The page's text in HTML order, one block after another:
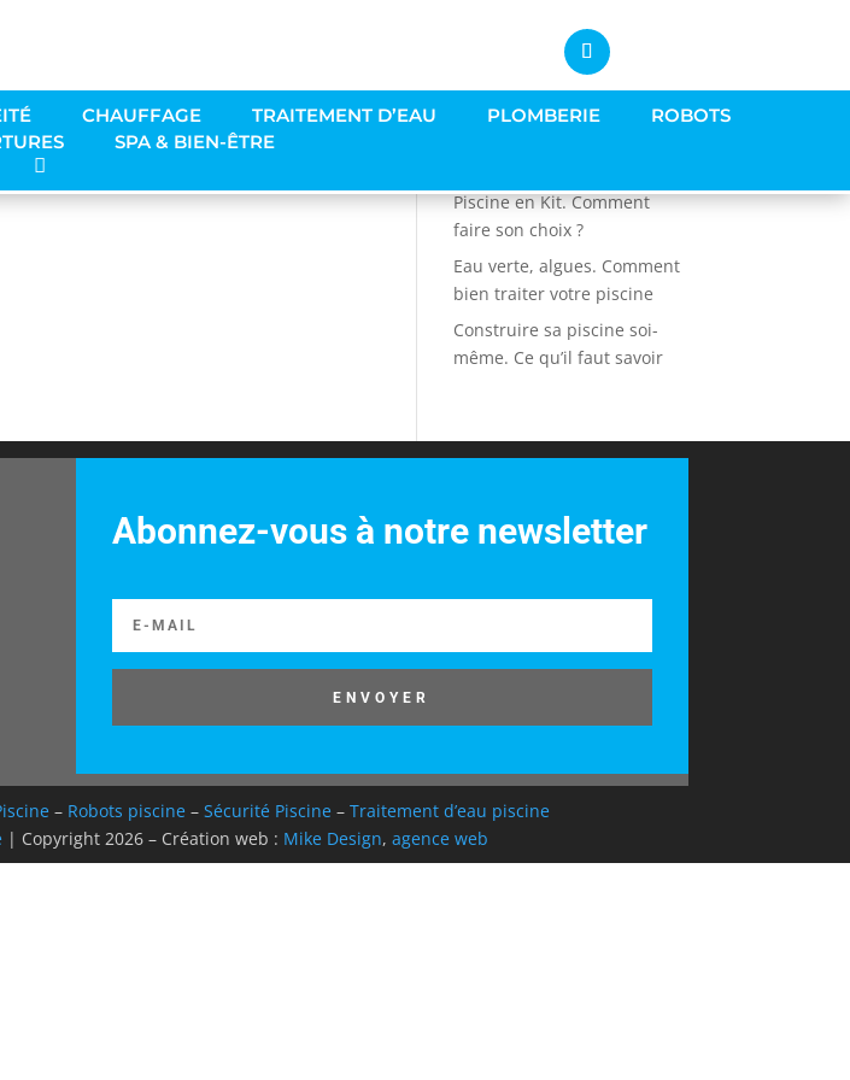
CHAUFFAGE TRAITEMENT D’EAU PLOMBERIE
ROBOTS
SPA & BIEN-ÊTRE
Piscine en Kit. Comment
faire son choix ?
Eau verte, algues. Comment
bien traiter votre piscine
Construire sa piscine soi-
même. Ce qu’il faut savoir
Abonnez-vous à notre newsletter
ENVOYER
– Robots piscine – Sécurité Piscine – Traitement d’eau piscine
| Copyright 2026 – Création web : Mike Design, agence web